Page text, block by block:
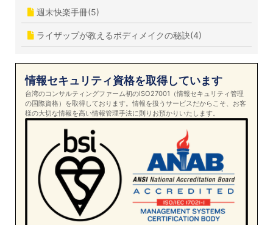
週末快楽手冊(5)
ライザップが教えるボディメイクの秘訣(4)
情報セキュリティ資格を取得しています
台湾のコンサルティングファーム初のISO27001（情報セキュリティ管理
の国際資格）を取得しております。情報を扱うサービスだからこそ、お客
様の大切な情報を高い情報管理手法に則りお預かりいたします。